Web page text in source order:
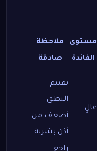
مستوى
الفائدة
ملاحظة
صادقة
عالٍ
تقييم
النطق
أضعف من
أذن بشرية